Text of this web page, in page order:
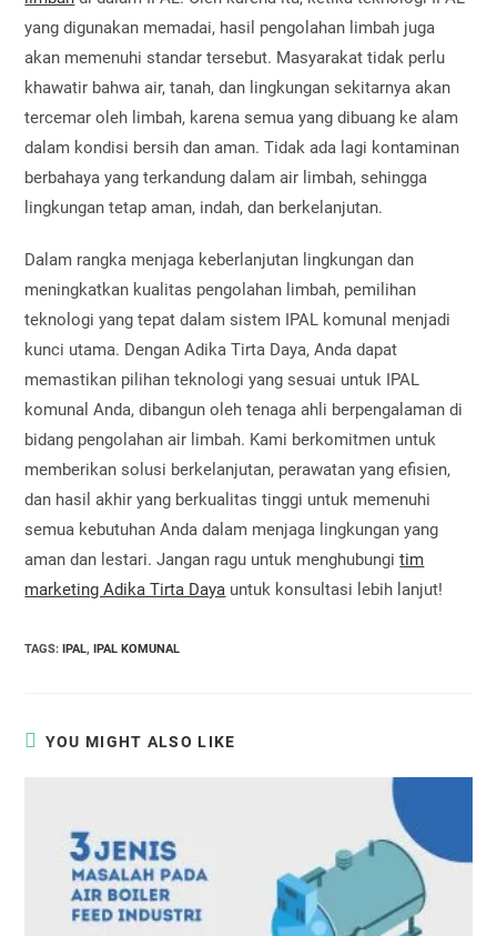
yang digunakan memadai, hasil pengolahan limbah juga
akan memenuhi standar tersebut. Masyarakat tidak perlu
khawatir bahwa air, tanah, dan lingkungan sekitarnya akan
tercemar oleh limbah, karena semua yang dibuang ke alam
dalam kondisi bersih dan aman. Tidak ada lagi kontaminan
berbahaya yang terkandung dalam air limbah, sehingga
lingkungan tetap aman, indah, dan berkelanjutan.
Dalam rangka menjaga keberlanjutan lingkungan dan
meningkatkan kualitas pengolahan limbah, pemilihan
teknologi yang tepat dalam sistem IPAL komunal menjadi
kunci utama. Dengan Adika Tirta Daya, Anda dapat
memastikan pilihan teknologi yang sesuai untuk IPAL
komunal Anda, dibangun oleh tenaga ahli berpengalaman di
bidang pengolahan air limbah. Kami berkomitmen untuk
memberikan solusi berkelanjutan, perawatan yang efisien,
dan hasil akhir yang berkualitas tinggi untuk memenuhi
semua kebutuhan Anda dalam menjaga lingkungan yang
aman dan lestari. Jangan ragu untuk menghubungitim
marketing Adika Tirta Daya untuk konsultasi lebih lanjut!
TAGS:IPAL, IPAL KOMUNAL
YOU MIGHT ALSO LIKE